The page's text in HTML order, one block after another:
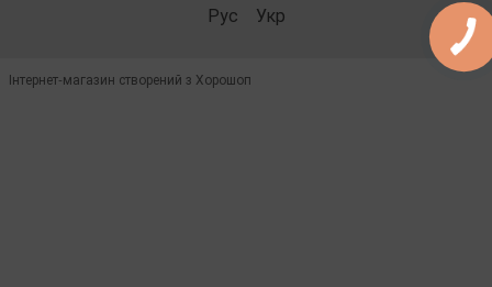
Рус Укр
Інтернет-магазин створений з Хорошоп